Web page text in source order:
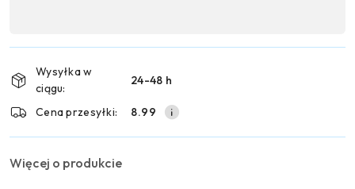
płatność
dostawa
Wysyłka w
ciągu:
24-48 h
Cena przesyłki: 8.99
Więcej o produkcie